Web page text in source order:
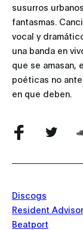
susurros
fantasmas.
vocal y
una banda en
que se amasan,
poéticas no
en que deben.
Discogs
Resident Advisor
Beatport